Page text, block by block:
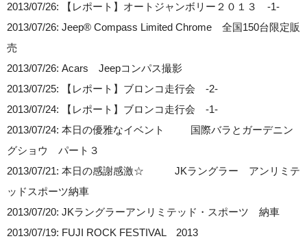
2013/07/26: 【レポート】オートジャンボリー２０１３ -1-
2013/07/26: Jeep® Compass Limited Chrome 全国150台限定販
売
2013/07/26: Acars Jeepコンパス撮影
2013/07/25: 【レポート】ブロンコ走行会 -2-
2013/07/24: 【レポート】ブロンコ走行会 -1-
2013/07/24: 本日の優雅なイベント 国際バラとガーデニン
グショウ パート３
2013/07/21: 本日の感謝感激☆ JKラングラー アンリミテ
ッドスポーツ納車
2013/07/20: JKラングラーアンリミテッド・スポーツ 納車
2013/07/19: FUJI ROCK FESTIVAL 2013